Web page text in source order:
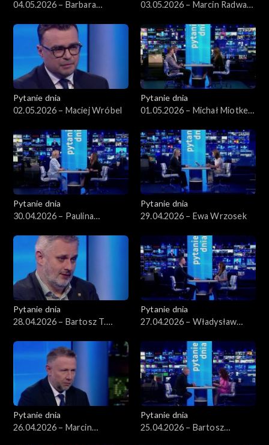
04.05.2026 – Barbara
03.05.2026 – Marcin Radwan-
Pytanie dnia
02.05.2026 – Maciej Wróbel
Pytanie dnia
01.05.2026 – Michał Miotke,
Pytanie dnia
30.04.2026 – Paulina
Pytanie dnia
29.04.2026 – Ewa Wrzosek
Pytanie dnia
28.04.2026 – Bartosz T.
Pytanie dnia
27.04.2026 – Władysław
Pytanie dnia
26.04.2026 – Marcin
Pytanie dnia
25.04.2026 – Bartosz